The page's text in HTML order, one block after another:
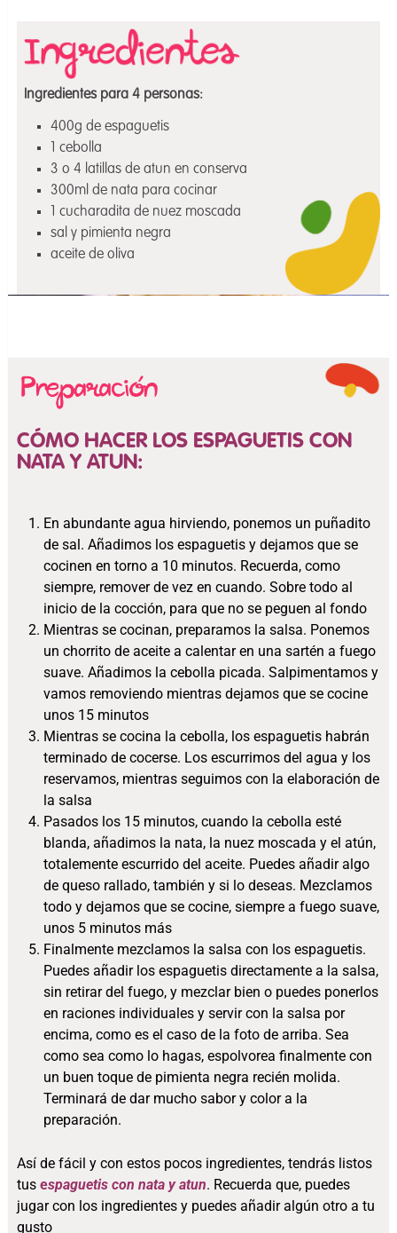
Ingredientes para 4personas:
400g de espaguetis
1 cebolla
3 o 4 latillas de atun en conserva
300ml de nata para cocinar
1 cucharadita de nuez moscada
sal y pimienta negra
aceite de oliva
CÓMO HACER LOS ESPAGUETIS CON
NATA Y ATUN:
En abundante agua hirviendo, ponemos un puñadito
de sal. Añadimos los espaguetis y dejamos que se
cocinen en torno a 10 minutos. Recuerda, como
siempre, remover de vez en cuando. Sobre todo al
inicio de la cocción, para que no se peguen al fondo
Mientras se cocinan, preparamos la salsa. Ponemos
un chorrito de aceite a calentar en una sartén a fuego
suave. Añadimos la cebolla picada. Salpimentamos y
vamos removiendo mientras dejamos que se cocine
unos 15 minutos
Mientras se cocina la cebolla, los espaguetis habrán
terminado de cocerse. Los escurrimos del agua y los
reservamos, mientras seguimos con la elaboración de
la salsa
Pasados los 15 minutos, cuando la cebolla esté
blanda, añadimos la nata, la nuez moscada y el atún,
totalemente escurrido del aceite. Puedes añadir algo
de queso rallado, también y si lo deseas. Mezclamos
todo y dejamos que se cocine, siempre a fuego suave,
unos 5 minutos más
Finalmente mezclamos la salsa con los espaguetis.
Puedes añadir los espaguetis directamente a la salsa,
sin retirar del fuego, y mezclar bien o puedes ponerlos
en raciones individuales y servir con la salsa por
encima, como es el caso de la foto de arriba. Sea
como sea como lo hagas, espolvorea finalmente con
un buen toque de pimienta negra recién molida.
Terminará de dar mucho sabor y color a la
preparación.
Así de fácil y con estos pocos ingredientes, tendrás listos
tus espaguetis con nata y atun. Recuerda que, puedes
jugar con los ingredientes y puedes añadir algún otro a tu
gusto